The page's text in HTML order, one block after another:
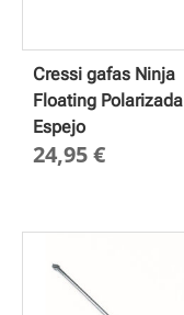
Cressi gafas Ninja
Floating Polarizada
Espejo
24,95€